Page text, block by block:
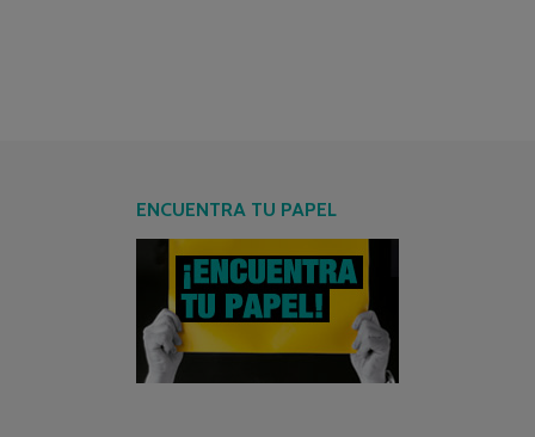
ENCUENTRA TU PAPEL